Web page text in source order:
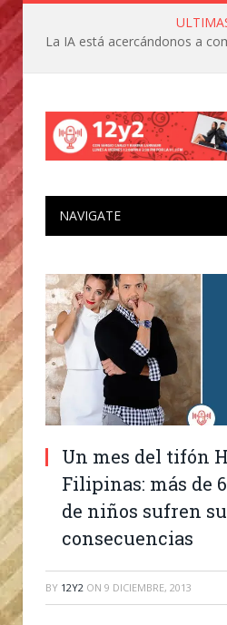
NAVIGATE
Un mes del tifón
Filipinas: más de
de niños sufren
consecuencias
BY 12Y2 ON 9 DICIEMBRE, 2013